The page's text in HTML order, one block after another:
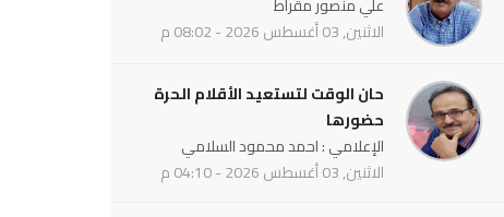
الاثنين, 03 أغسطس 2026 - 08:02 م
حان الوقت لتستعيد الأقلام الحرة
حضورها
الإعلامي : احمد محمود السلامي
الاثنين, 03 أغسطس 2026 - 04:10 م